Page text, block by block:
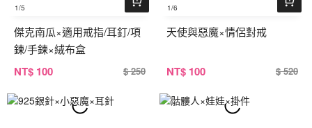
1/5
傑克南瓜×適用戒指/耳釘/項
鍊/手鍊×絨布盒
NT$ 100 $ 250
1/6
天使與惡魔×情侶對戒
NT$ 100 $ 520